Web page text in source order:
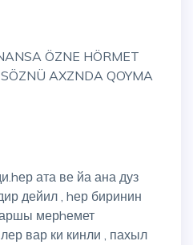
ÖZNE HÖRMET
AXZNDA QOYMA
ата ве йа ана дуз
дейил , hер биринин
мерhемет
вар ки кинли , пахыл